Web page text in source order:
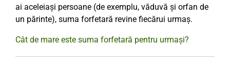
ai aceleiași persoane (de exemplu, văduvă și orfan de
un părinte), suma forfetară revine fiecărui urmaș.
Cât de mare este suma forfetară pentru urmași?